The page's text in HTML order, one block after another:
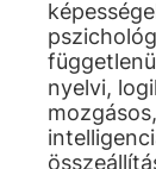
nyelvi,